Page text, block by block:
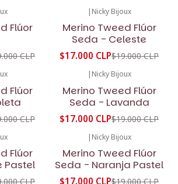
Flúor
CLP
| Nicky Bijoux
Merino Tweed Flúor
Seda - Celeste
$17.000 CLP$19.000 CLP
Flúor
CLP
| Nicky Bijoux
Merino Tweed Flúor
Seda - Lavanda
$17.000 CLP$19.000 CLP
Flúor
Pastel
CLP
| Nicky Bijoux
Merino Tweed Flúor
Seda - Naranja Pastel
$17.000 CLP$19.000 CLP